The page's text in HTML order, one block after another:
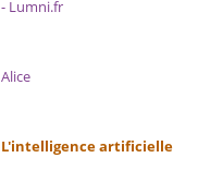
- Lumni.fr
Alice
L'intelligence artificielle